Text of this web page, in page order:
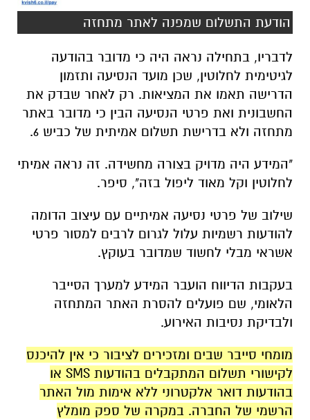
הודעת התשלום שמפנה לאתר מתחזה
לדבריו, בתחילה נראה היה כי מדובר בהודעה
לגיטימית לחלוטין, שכן מועד הנסיעה ותזמון
הדרישה תאמו את המציאות. רק לאחר שבדק את
החשבונית ואת פרטי הנסיעה הבין כי מדובר באתר
מתחזה ולא בדרישת תשלום אמיתית של כביש 6.
"המידע היה מדויק בצורה מחשידה. זה נראה אמיתי
לחלוטין וקל מאוד ליפול בזה", סיפר.
שילוב של פרטי נסיעה אמיתיים עם עיצוב הדומה
להודעות רשמיות עלול לגרום לרבים למסור פרטי
אשראי מבלי לחשוד שמדובר בעוקץ.
בעקבות הדיווח הועבר המידע למערך הסייבר
הלאומי, שם פועלים להסרת האתר המתחזה
ולבדיקת נסיבות האירוע.
מומחי סייבר שבים ומזכירים לציבור כי אין להיכנס
לקישורי תשלום המתקבלים בהודעות SMS או
בהודעות דואר אלקטרוני ללא אימות מול האתר
הרשמי של החברה. במקרה של ספק מומלץ